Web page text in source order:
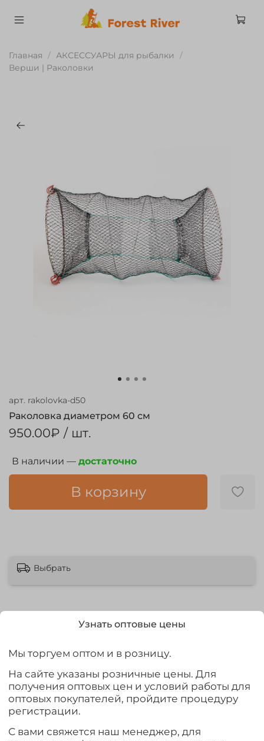
Главная
АКСЕССУАРЫ для рыбалки
Верши | Раколовки
арт. rakolovka-d50
Раколовка диаметром 60 см
950.00₽ / шт.
В наличии — достаточно
В корзину
Выбрать
Раколовка диаметром 60 см
Классическая и самая простая раколовка диаметром 60
см в форме "цилиндр". Материал раколовки нейлон,
размещается в разложенном виде на дно с приманкой
внутри, на которую реагируют раки или некрупная
Узнать оптовые цены
Мы торгуем оптом и в розницу.
На сайте указаны розничные цены. Для
получения оптовых цен и условий работы для
оптовых покупателей, пройдите процедуру
регистрации.
С вами свяжется наш менеджер, для